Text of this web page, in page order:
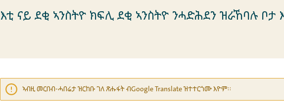
እቲ ናይ ደቂ ኣንስትዮ ክፍሊ ደቂ ኣንስትዮ ንሓድሕደን ዝራኸባሉ ቦታ
ኣብዚ መርበብ-ሓበሬታ ዝርከቡ ገለ ጽሑፋት ብGoogle Translate ዝተተርጎሙ እዮም።